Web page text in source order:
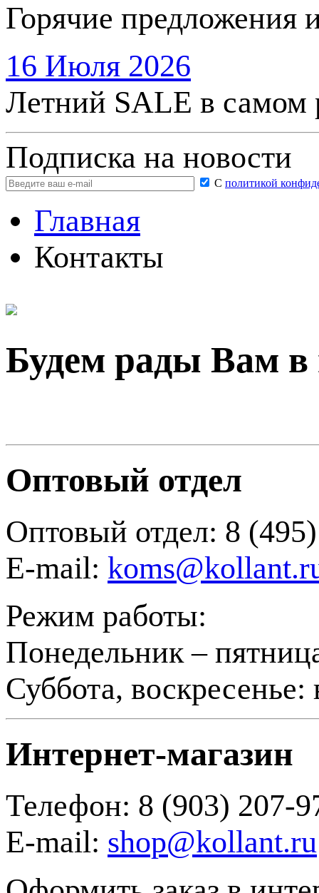
Горячие предложения
16 Июля 2026
Летний SALE в самом
Подписка на новости
С политикой
Главная
Контакты
Будем рады Вам
Оптовый отдел
Оптовый отдел: 8
E-mail:
Режим работы:
Понедельник –
Суббота,
Интернет-магазин
Телефон: 8 (903) 207-
E-mail: shop@kollant.ru